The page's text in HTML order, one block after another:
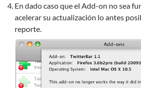
En dado caso que el Add-on no sea
acelerar su actualización lo antes
reporte.